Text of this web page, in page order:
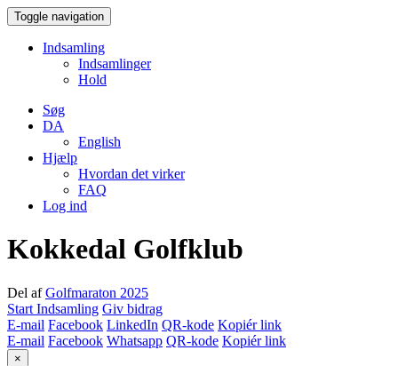
Toggle navigation
Indsamling
Indsamlinger
Hold
Søg
DA
English
Hjælp
Hvordan det virker
FAQ
Log ind
Kokkedal Golfklub
Del afGolfmaraton 2025
Start Indsamling Giv bidrag
E-mail Facebook LinkedIn QR-kode Kopiér link
E-mail Facebook Whatsapp QR-kode Kopiér link
×